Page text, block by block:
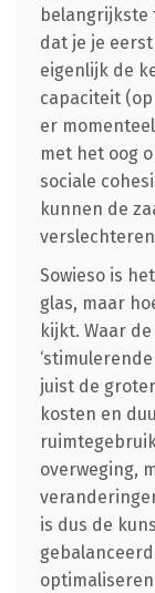
belangrijkste
dat je je
eigenlijk de
capaciteit
er
met het oog
sociale
kunnen de
Sowieso is
glas, maar
kijkt. Waar
juist de
kosten en
overweging,
is dus de